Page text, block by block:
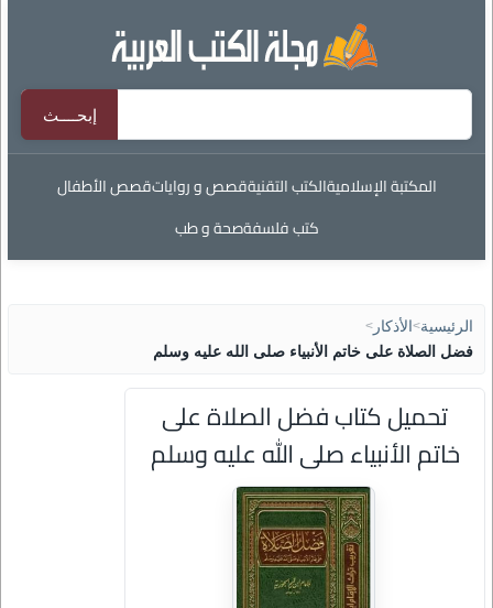
المكتبة الإسلاميةالكتب التقنيةقصص و رواياتقصص الأطفال
كتب فلسفةصحة و طب
الرئيسية> الأذكار >
فضل الصلاة على خاتم الأنبياء صلى الله عليه وسلم
تحميل كتاب فضل الصلاة على
خاتم الأنبياء صلى الله عليه وسلم